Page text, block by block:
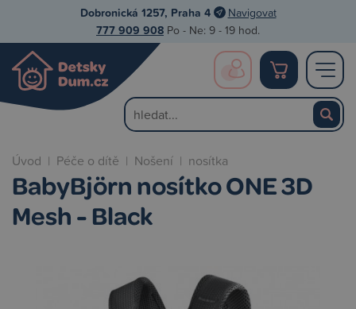
Dobronická 1257, Praha 4 Navigovat
777 909 908 Po - Ne: 9 - 19 hod.
Úvod | Péče o dítě | Nošení | nosítka
BabyBjörn nosítko ONE 3D
Mesh - Black